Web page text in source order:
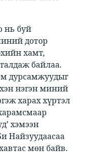
нь буй
дотор
хамт,
байлаа.
дурсамжуудыг
нэгэн миний
харах хүртэл
хэмээн
Найзуудаасаа
мөн байв.